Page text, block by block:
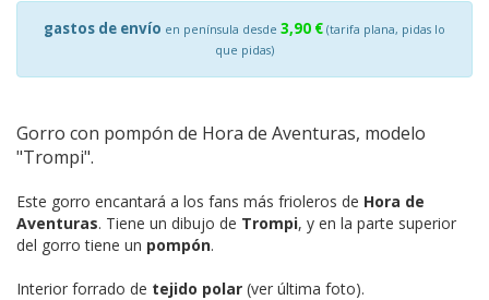
gastos de envío en península desde 3,90 € (tarifa plana, pidas lo
que pidas)
Gorro con pompón de Hora de Aventuras, modelo
"Trompi".
Este gorro encantará a los fans más frioleros de Hora de
Aventuras. Tiene un dibujo de Trompi, y en la parte superior
del gorro tiene un pompón.
Interior forrado de tejido polar (ver última foto).